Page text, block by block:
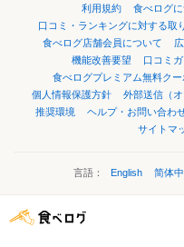
利用規約 食べログ
口コミ・ランキングに対する取
食べログ店舗会員について
機能改善要望
口コミ
食べログプレミアム無料クー
個人情報保護方針
外部送信（オ
推奨環境
ヘルプ・お問い合わ
サイトマ
言語： English 简体